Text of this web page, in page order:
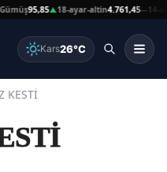
95,85▲18-ayar-altin4.761,45—14-ayar-
Kars26°C
KESTİ